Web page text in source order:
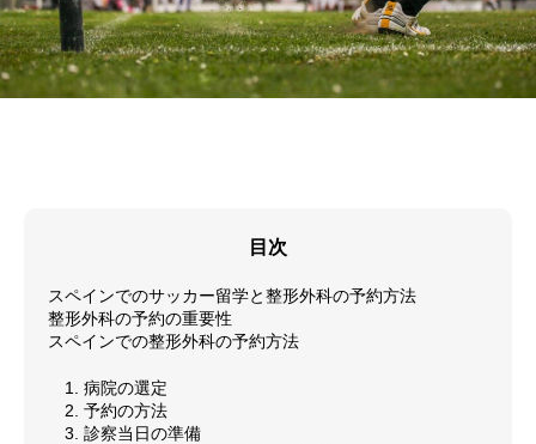
目次
スペインでのサッカー留学と整形外科の予約方法
整形外科の予約の重要性
スペインでの整形外科の予約方法
1. 病院の選定
2. 予約の方法
3. 診察当日の準備